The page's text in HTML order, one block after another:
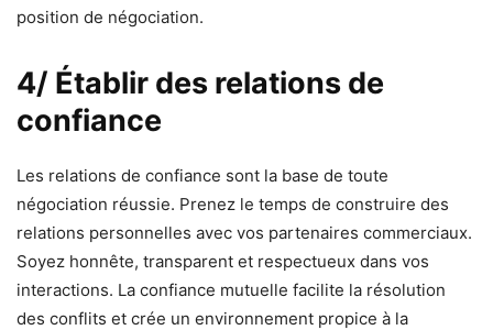
position de négociation.
4/ Établir des relations de
confiance
Les relations de confiance sont la base de toute
négociation réussie. Prenez le temps de construire des
relations personnelles avec vos partenaires commerciaux.
Soyez honnête, transparent et respectueux dans vos
interactions. La confiance mutuelle facilite la résolution
des conflits et crée un environnement propice à la